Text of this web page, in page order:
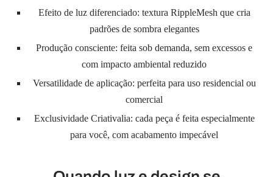
Efeito de luz diferenciado: textura RippleMesh que cria
padrões de sombra elegantes
Produção consciente: feita sob demanda, sem excessos e
com impacto ambiental reduzido
Versatilidade de aplicação: perfeita para uso residencial ou
comercial
Exclusividade Criativalia: cada peça é feita especialmente
para você, com acabamento impecável